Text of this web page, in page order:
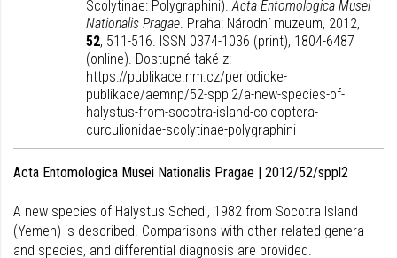
Scolytinae: Polygraphini).Acta Entomologica Musei
Nationalis Pragae. Praha: Národní muzeum, 2012,
52, 511-516. ISSN 0374-1036 (print), 1804-6487
(online). Dostupné také z:
https://publikace.nm.cz/periodicke-
publikace/aemnp/52-sppl2/a-new-species-of-
halystus-from-socotra-island-coleoptera-
curculionidae-scolytinae-polygraphini
Acta Entomologica Musei Nationalis Pragae | 2012/52/sppl2
A new species of Halystus Schedl, 1982 from Socotra Island
(Yemen) is described. Comparisons with other related genera
and species, and differential diagnosis are provided.